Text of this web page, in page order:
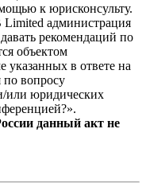
к юрисконсульту.
администрация
рекомендаций по
объектом
в ответе на
по вопросу
или юридических
данный акт не